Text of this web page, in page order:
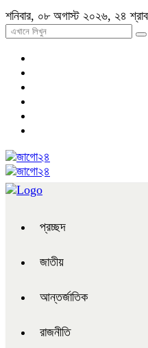
শনিবার, ০৮ অগাস্ট ২০২৬, ২৪
প্রচ্ছদ
জাতীয়
আন্তর্জাতিক
রাজনীতি